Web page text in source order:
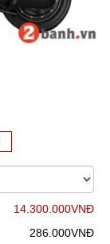
14.300.000VNĐ
286.000VNĐ